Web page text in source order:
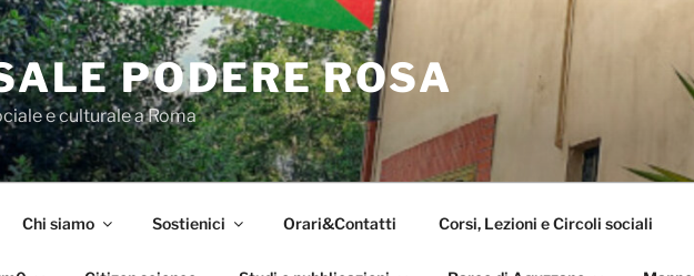
PODERE ROSA
e culturale a Roma
Chi siamo Sostienici Orari&Contatti Corsi, Lezioni e Circoli sociali